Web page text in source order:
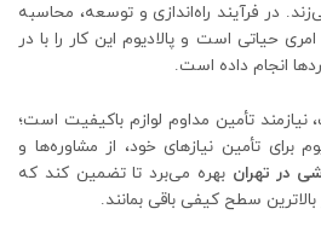
در فرآیند راه‌اندازی و توسعه، محاسبه
امری حیاتی است و پالادیوم این کار را با در
انجام داده است.
تأمین مداوم لوازم باکیفیت است؛
برای تأمین نیازهای خود، از مشاوره‌ها و
در تهران بهره می‌برد تا تضمین کند که
سطح کیفی باقی بمانند.